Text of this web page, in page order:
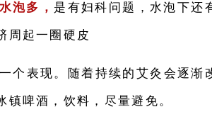
泡多， 是有妇科问题，水泡下还
周起一圈硬皮
个表现。随着持续的艾灸会逐渐
啤酒，饮料，尽量避免。